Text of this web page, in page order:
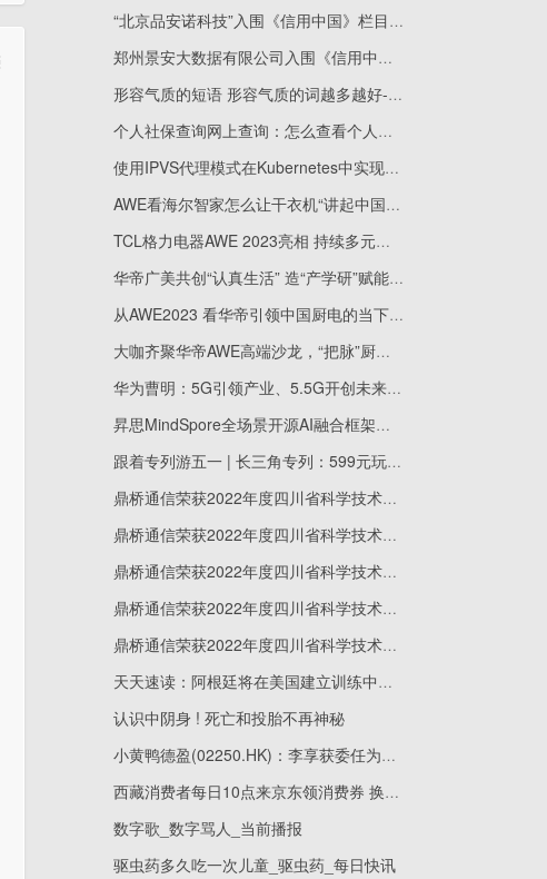
“北京品安诺科技”入围《信用中国》栏目_焦点关注
郑州景安大数据有限公司入围《信用中国》栏目|环球快播报
形容气质的短语 形容气质的词越多越好-环球新资讯
个人社保查询网上查询：怎么查看个人社保 个人社保一般买哪个档次
使用IPVS代理模式在Kubernetes中实现负载均衡和服务发现
AWE看海尔智家怎么让干衣机“讲起中国话”
TCL格力电器AWE 2023亮相 持续多元化布局
华帝广美共创“认真生活” 造“产学研”赋能行业
从AWE2023 看华帝引领中国厨电的当下与未来
大咖齐聚华帝AWE高端沙龙，“把脉”厨电未来
华为曹明：5G引领产业、5.5G开创未来，构筑数字经济新高度 当前独家
昇思MindSpore全场景开源AI融合框架荣获第六届数字中国建设成果展览会“十大硬核科技”
跟着专列游五一 | 长三角专列：599元玩3天，串起众多打卡地-全球速递
鼎桥通信荣获2022年度四川省科学技术进步奖一等奖
鼎桥通信荣获2022年度四川省科学技术进步奖一等奖
鼎桥通信荣获2022年度四川省科学技术进步奖一等奖
鼎桥通信荣获2022年度四川省科学技术进步奖一等奖
鼎桥通信荣获2022年度四川省科学技术进步奖一等奖
天天速读：阿根廷将在美国建立训练中心 还将建立青训学院发掘双重国籍人才
认识中阴身 ! 死亡和投胎不再神秘
小黄鸭德盈(02250.HK)：李享获委任为非执行董事-焦点速递
西藏消费者每日10点来京东领消费券 换新家电家居产品至高减730元 世界百事通
数字歌_数字骂人_当前播报
驱虫药多久吃一次儿童_驱虫药_每日快讯